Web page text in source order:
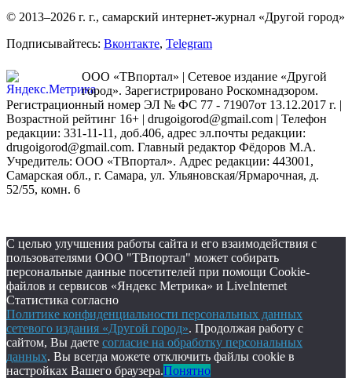
© 2013–2026 г. г., самарский интернет-журнал «Другой город»
Подписывайтесь: Вконтакте, Telegram
ООО «ТВпортал» | Сетевое издание «Другой
город». Зарегистрировано Роскомнадзором.
Регистрационный номер ЭЛ № ФС 77 - 71907от 13.12.2017 г. |
Возрастной рейтинг 16+ | drugoigorod@gmail.com | Телефон
редакции: 331-11-11, доб.406, адрес эл.почты редакции:
drugoigorod@gmail.com. Главный редактор Фёдоров М.А.
Учредитель: ООО «ТВпортал». Адрес редакции: 443001,
Самарская обл., г. Самара, ул. Ульяновская/Ярмарочная, д.
52/55, комн. 6
С целью улучшения работы сайта и его взаимодействия с
пользователями ООО "ТВпортал" может собирать
персональные данные посетителей при помощи Cookie-
файлов и сервисов «Яндекс Метрика» и LiveInternet
Статистика согласно
Политике конфиденциальности персональных данных
сетевого издания «Другой город». Продолжая работу с
сайтом, Вы даете согласие на обработку персональных
данных. Вы всегда можете отключить файлы cookie в
настройках Вашего браузера.Понятно